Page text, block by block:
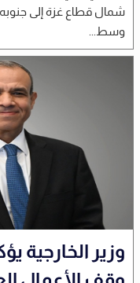
شمال قطاع غزة إلى جنوبه،
وسط...
وزير الخارجية